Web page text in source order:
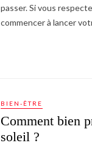
passer. Si vous
commencer à lancer
BIEN-ÊTRE
Comment bien
soleil ?